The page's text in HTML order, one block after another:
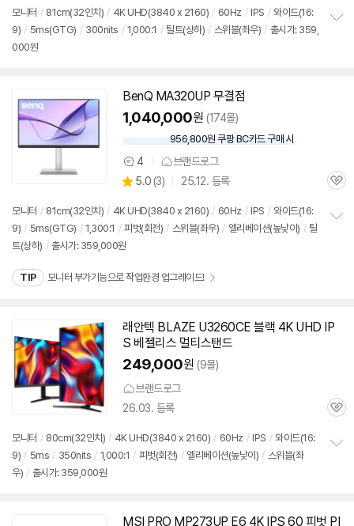
견
점
리
뷰
모니터 / 81cm(32인치) / 4K UHD(3840 x 2160) / 60Hz / IPS / 와이드(16:
9) / 5ms(GTG) / 300nits / 1,000:1 / 틸트(상하) / 스위블(좌우) / 출시가: 359,
000원
BenQ MA320UP 무결점
1,040,000원 (174몰)
우
할
인
956,800원 쿠팡 BC카드 구매 시
상
품
견
4 브랜드로그
별
점
5.0 (상
리
뷰
3) 25.12. 등록
관
모니터 / 81cm(32인치) / 4K UHD(3840 x 2160) / 60Hz / IPS / 와이드(16:
9) / 5ms(GTG) / 1,300:1 / 피벗(회전) / 스위블(좌우) / 엘리베이션(높낮이) / 틸
트(상하) / 출시가: 359,000원
TIP 모니터 부가기능으로 작업환경 업그레이드!
래안텍 BLAZE U3260CE 블랙 4K UHD IP
S 베젤리스 멀티스탠드
249,000원 (9몰)
브랜드로그
26.03. 등록
관
모니터 / 80cm(32인치) / 4K UHD(3840 x 2160) / 60Hz / IPS / 와이드(16:
9) / 5ms / 350nits / 1,000:1 / 피벗(회전) / 엘리베이션(높낮이) / 스위블(좌
우) / 출시가: 359,000원
기
MSI PRO MP273UP E6 4K IPS 60 피벗 PI